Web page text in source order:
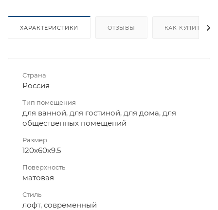
ХАРАКТЕРИСТИКИ ОТЗЫВЫ КАК КУПИТЬ
Страна
Россия
Тип помещения
для ванной, для гостиной, для дома, для
общественных помещений
Размер
120x60x9.5
Поверхность
матовая
Стиль
лофт, современный